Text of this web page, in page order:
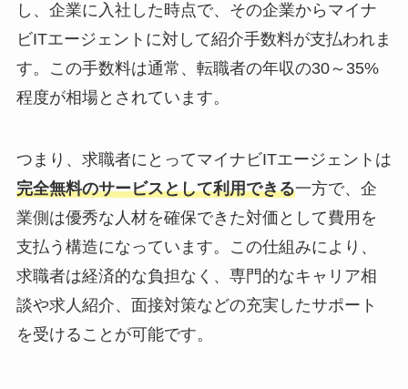
し、企業に入社した時点で、その企業からマイナ
ビITエージェントに対して紹介手数料が支払われま
す。
この手数料は通常、転職者の年収の30～35%
程度が相場とされています。
つまり、求職者にとってマイナビITエージェントは
完全無料のサービスとして利用できる一方で、企
業側は優秀な人材を確保できた対価として費用を
支払う構造になっています。この仕組みにより、
求職者は経済的な負担なく、専門的なキャリア相
談や求人紹介、面接対策などの充実したサポート
を受けることが可能です。